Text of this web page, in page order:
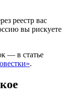
реестр вас
вы рискуете
— в статье
.